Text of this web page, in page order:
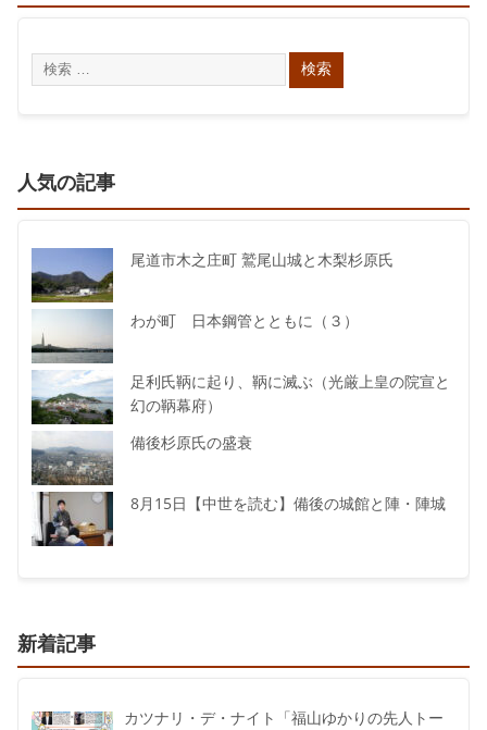
人気の記事
尾道市木之庄町 鷲尾山城と木梨杉原氏
わが町 日本鋼管とともに（３）
足利氏鞆に起り、鞆に滅ぶ（光厳上皇の院宣と
幻の鞆幕府）
備後杉原氏の盛衰
8月15日【中世を読む】備後の城館と陣・陣城
新着記事
カツナリ・デ・ナイト「福山ゆかりの先人トー